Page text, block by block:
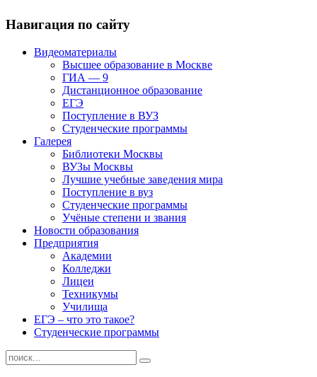
Навигация по сайту
Видеоматериалы
Высшее образование в Москве
ГИА — 9
Дистанционное образование
ЕГЭ
Поступление в ВУЗ
Студенческие программы
Галерея
Библиотеки Москвы
ВУЗы Москвы
Лучшие учебные заведения мира
Поступление в вуз
Студенческие программы
Учёные степени и звания
Новости образования
Предприятия
Академии
Колледжи
Лицеи
Техникумы
Училища
ЕГЭ – что это такое?
Студенческие программы